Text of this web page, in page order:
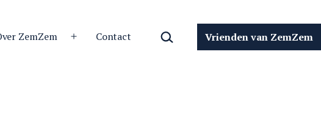
ZemZem
Open
Contact Zoeken… Vrienden van ZemZem